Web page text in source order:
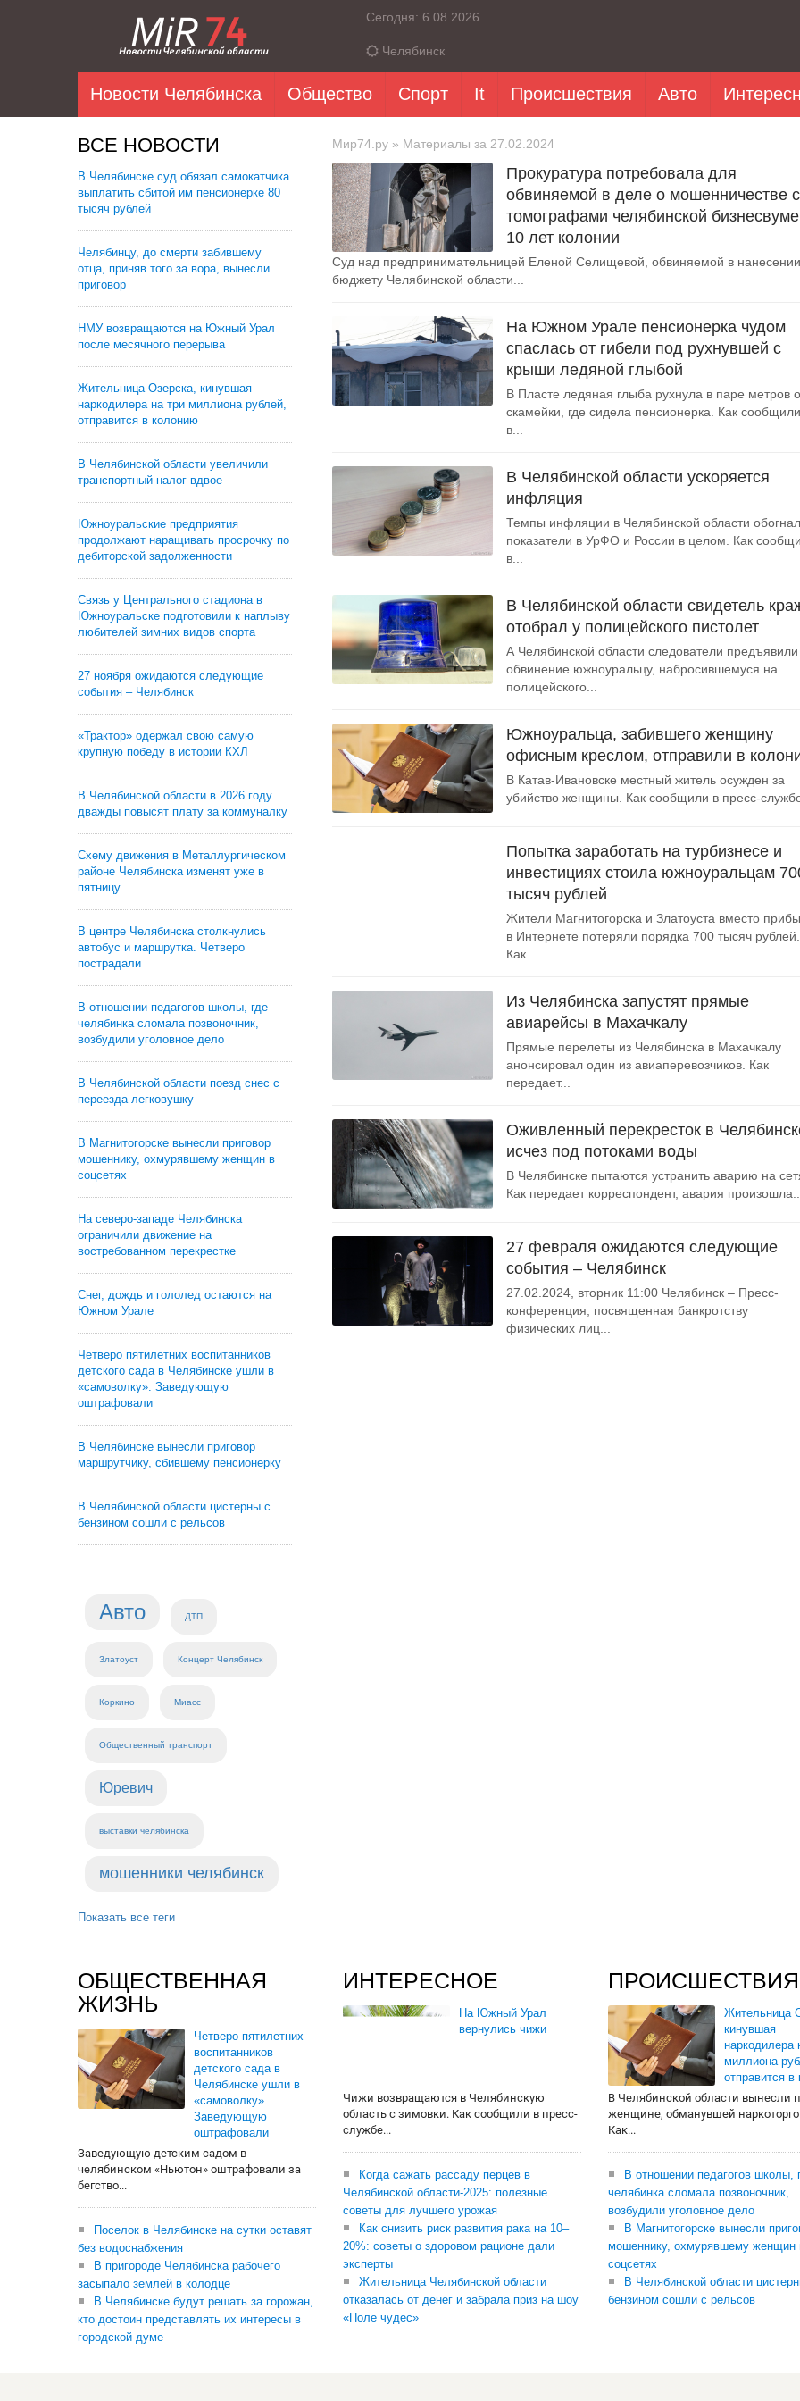
Сегодня: 6.08.2026
Челябинск
Новости Челябинска Общество Спорт It Происшествия Авто
ВСЕ НОВОСТИ
В Челябинске суд обязал самокатчика
выплатить сбитой им пенсионерке 80
тысяч рублей
Челябинцу, до смерти забившему
отца, приняв того за вора, вынесли
приговор
НМУ возвращаются на Южный Урал
после месячного перерыва
Жительница Озерска, кинувшая
наркодилера на три миллиона рублей,
отправится в колонию
В Челябинской области увеличили
транспортный налог вдвое
Южноуральские предприятия
продолжают наращивать просрочку по
дебиторской задолженности
Связь у Центрального стадиона в
Южноуральске подготовили к наплыву
любителей зимних видов спорта
27 ноября ожидаются следующие
события – Челябинск
«Трактор» одержал свою самую
крупную победу в истории КХЛ
В Челябинской области в 2026 году
дважды повысят плату за коммуналку
Схему движения в Металлургическом
районе Челябинска изменят уже в
пятницу
В центре Челябинска столкнулись
автобус и маршрутка. Четверо
пострадали
В отношении педагогов школы, где
челябинка сломала позвоночник,
возбудили уголовное дело
В Челябинской области поезд снес с
переезда легковушку
В Магнитогорске вынесли приговор
мошеннику, охмурявшему женщин в
соцсетях
На северо-западе Челябинска
ограничили движение на
востребованном перекрестке
Снег, дождь и гололед остаются на
Южном Урале
Четверо пятилетних воспитанников
детского сада в Челябинске ушли в
«самоволку». Заведующую
оштрафовали
В Челябинске вынесли приговор
маршрутчику, сбившему пенсионерку
В Челябинской области цистерны с
бензином сошли с рельсов
Авто ДТП
Златоуст Концерт Челябинск
Коркино Миасс
Общественный транспорт
Юревич
выставки челябинска
мошенники челябинск
Показать все теги
Мир74.ру » Материалы за 27.02.2024
Прокуратура потребовала для
обвиняемой в деле о мошенничестве с
томографами челябинской
10 лет колонии
Суд над предпринимательницей Еленой Селищевой, обвиняемой в нанесении
бюджету Челябинской области...
На Южном Урале пенсионерка чудом
спаслась от гибели под рухнувшей с
крыши ледяной глыбой
В Пласте ледяная глыба рухнула в паре метров
скамейки, где сидела пенсионерка. Как сообщили
в...
В Челябинской области ускоряется
инфляция
Темпы инфляции в Челябинской области
показатели в УрФО и России в целом. Как
в...
В Челябинской области свидетель
отобрал у полицейского пистолет
А Челябинской области следователи предъявили
обвинение южноуральцу, набросившемуся на
полицейского...
Южноуральца, забившего женщину
офисным креслом, отправили в
В Катав-Ивановске местный житель осужден за
убийство женщины. Как сообщили в пресс-
Попытка заработать на турбизнесе и
инвестициях стоила южноуральцам
тысяч рублей
Жители Магнитогорска и Златоуста вместо
в Интернете потеряли порядка 700 тысяч рублей.
Как...
Из Челябинска запустят прямые
авиарейсы в Махачкалу
Прямые перелеты из Челябинска в Махачкалу
анонсировал один из авиаперевозчиков. Как
передает...
Оживленный перекресток в
исчез под потоками воды
В Челябинске пытаются устранить аварию на
Как передает корреспондент, авария произошла...
27 февраля ожидаются следующие
события – Челябинск
27.02.2024, вторник 11:00 Челябинск – Пресс-
конференция, посвященная банкротству
физических лиц...
ОБЩЕСТВЕННАЯ
ЖИЗНЬ
Четверо пятилетних
воспитанников
детского сада в
Челябинске ушли в
«самоволку».
Заведующую
оштрафовали
Заведующую детским садом в
челябинском «Ньютон» оштрафовали за
бегство...
Поселок в Челябинске на сутки оставят
без водоснабжения
В пригороде Челябинска рабочего
засыпало землей в колодце
В Челябинске будут решать за горожан,
кто достоин представлять их интересы в
городской думе
ИНТЕРЕСНОЕ
На Южный Урал
вернулись чижи
Чижи возвращаются в Челябинскую
область с зимовки. Как сообщили в пресс-
службе...
Когда сажать рассаду перцев в
Челябинской области-2025: полезные
советы для лучшего урожая
Как снизить риск развития рака на 10–
20%: советы о здоровом рационе дали
эксперты
Жительница Челябинской области
отказалась от денег и забрала приз на шоу
«Поле чудес»
ПРОИСШЕСТВИЯ
Жительница
кинувшая
наркодилера
миллиона
отправится
В Челябинской области вынесли
женщине, обманувшей
Как...
В отношении педагогов школы,
челябинка сломала позвоночник,
возбудили уголовное дело
В Магнитогорске вынесли
мошеннику, охмурявшему женщин
соцсетях
В Челябинской области
бензином сошли с рельсов